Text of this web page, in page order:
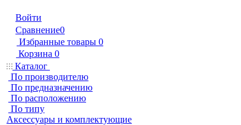
Войти
Сравнение0
Избранные товары 0
Корзина 0
Каталог
По производителю
По предназначению
По расположению
По типу
Аксессуары и комплектующие